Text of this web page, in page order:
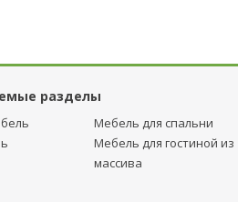
разделы
Мебель для спальни
Мебель для гостиной из
массива